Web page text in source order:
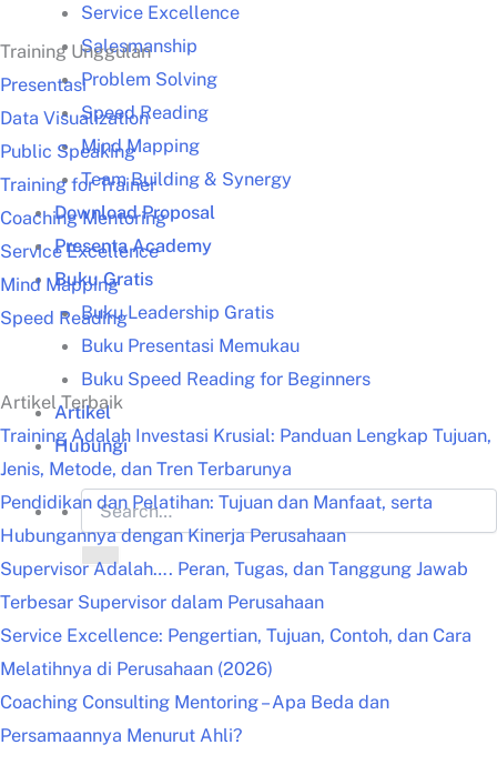
Service Excellence
Salesmanship
Problem Solving
Speed Reading
Mind Mapping
Team Building & Synergy
Download Proposal
Presenta Academy
Buku Gratis
Buku Leadership Gratis
Buku Presentasi Memukau
Buku Speed Reading for Beginners
Artikel
Hubungi
Training Unggulan
Presentasi
Data Visualization
Public Speaking
Training for Trainer
Coaching Mentoring
Service Excellence
Mind Mapping
Speed Reading
Artikel Terbaik
Training Adalah Investasi Krusial: Panduan Lengkap Tujuan,
Jenis, Metode, dan Tren Terbarunya
Pendidikan dan Pelatihan: Tujuan dan Manfaat, serta
Hubungannya dengan Kinerja Perusahaan
Supervisor Adalah…. Peran, Tugas, dan Tanggung Jawab
Terbesar Supervisor dalam Perusahaan
Service Excellence: Pengertian, Tujuan, Contoh, dan Cara
Melatihnya di Perusahaan (2026)
Coaching Consulting Mentoring – Apa Beda dan
Persamaannya Menurut Ahli?